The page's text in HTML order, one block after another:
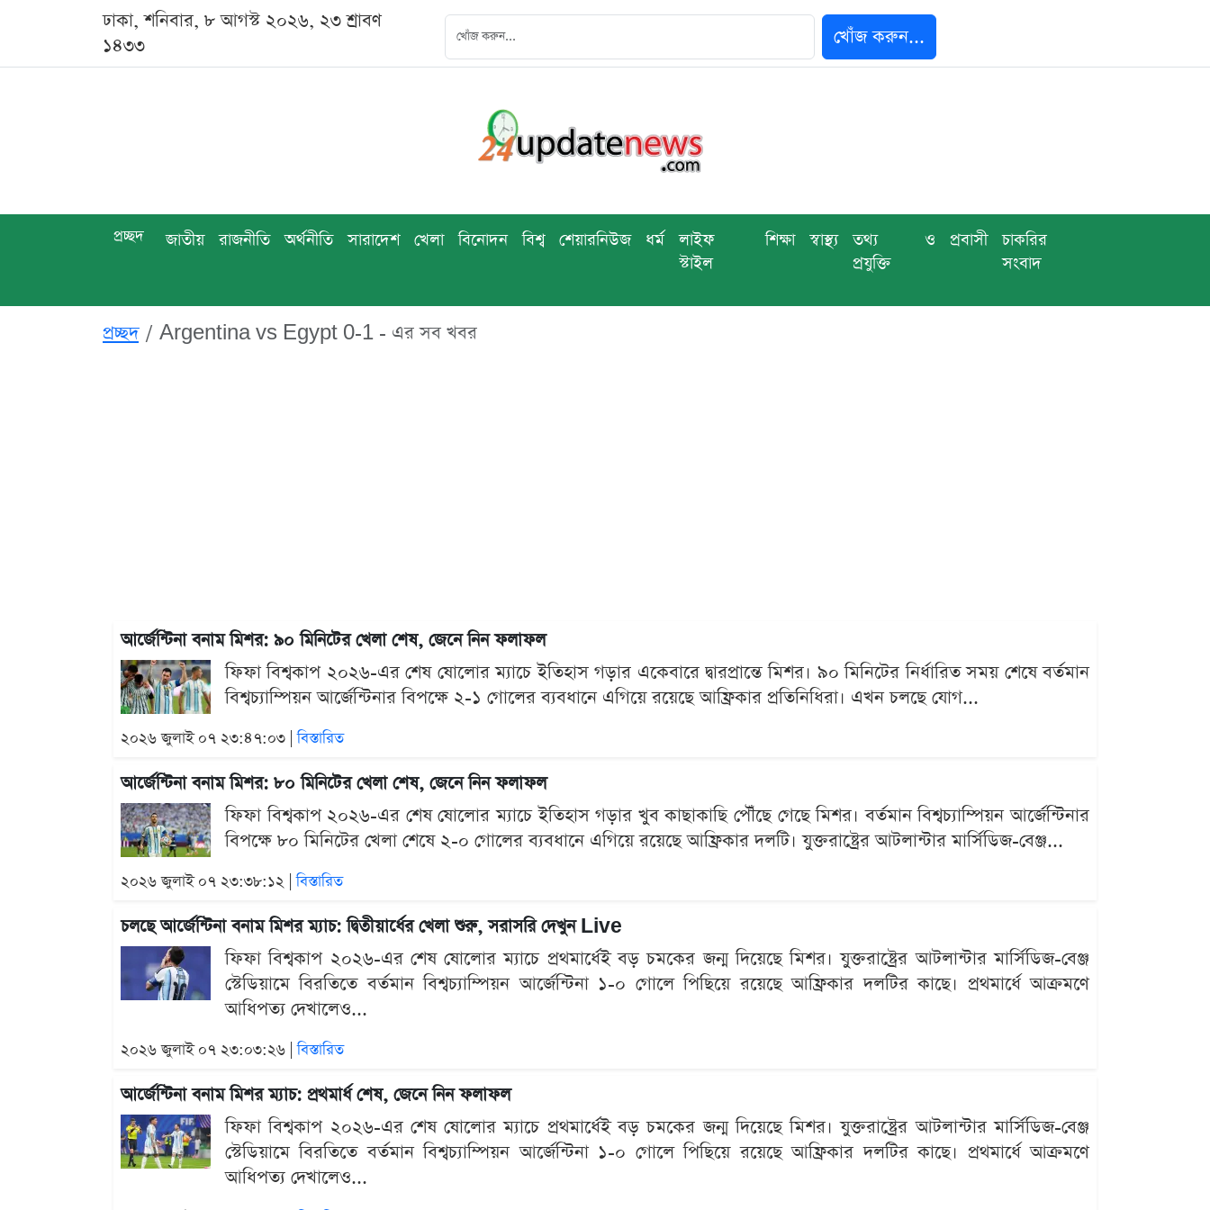
ঢাকা, শনিবার, ৮ আগস্ট ২০২৬, ২৩ শ্রাবণ
১৪৩৩
খোঁজ করুন...
প্রচ্ছদ জাতীয় রাজনীতি অর্থনীতি সারাদেশ খেলা বিনোদন বিশ্ব শেয়ারনিউজ ধর্ম
লাইফ
স্টাইল
শিক্ষা স্বাস্থ্য
তথ্য ও
প্রযুক্তি
প্রবাসী
চাকরির
সংবাদ
প্রচ্ছদ Argentina vs Egypt 0-1 - এর সব খবর
আর্জেন্টিনা বনাম মিশর: ৯০ মিনিটের খেলা শেষ, জেনে নিন ফলাফল
ফিফা বিশ্বকাপ ২০২৬-এর শেষ ষোলোর ম্যাচে ইতিহাস গড়ার একেবারে দ্বারপ্রান্তে মিশর। ৯০ মিনিটের নির্ধারিত সময় শেষে বর্তমান
বিশ্বচ্যাম্পিয়ন আর্জেন্টিনার বিপক্ষে ২-১ গোলের ব্যবধানে এগিয়ে রয়েছে আফ্রিকার প্রতিনিধিরা। এখন চলছে যোগ...
২০২৬ জুলাই ০৭ ২৩:৪৭:০৩ |বিস্তারিত
আর্জেন্টিনা বনাম মিশর: ৮০ মিনিটের খেলা শেষ, জেনে নিন ফলাফল
ফিফা বিশ্বকাপ ২০২৬-এর শেষ ষোলোর ম্যাচে ইতিহাস গড়ার খুব কাছাকাছি পৌঁছে গেছে মিশর। বর্তমান বিশ্বচ্যাম্পিয়ন আর্জেন্টিনার
বিপক্ষে ৮০ মিনিটের খেলা শেষে ২-০ গোলের ব্যবধানে এগিয়ে রয়েছে আফ্রিকার দলটি। যুক্তরাষ্ট্রের আটলান্টার মার্সিডিজ-বেঞ্জ...
২০২৬ জুলাই ০৭ ২৩:৩৮:১২ |বিস্তারিত
চলছে আর্জেন্টিনা বনাম মিশর ম্যাচ: দ্বিতীয়ার্ধের খেলা শুরু, সরাসরি দেখুন Live
ফিফা বিশ্বকাপ ২০২৬-এর শেষ ষোলোর ম্যাচে প্রথমার্ধেই বড় চমকের জন্ম দিয়েছে মিশর। যুক্তরাষ্ট্রের আটলান্টার মার্সিডিজ-বেঞ্জ
স্টেডিয়ামে বিরতিতে বর্তমান বিশ্বচ্যাম্পিয়ন আর্জেন্টিনা ১-০ গোলে পিছিয়ে রয়েছে আফ্রিকার দলটির কাছে। প্রথমার্ধে আক্রমণে
আধিপত্য দেখালেও...
২০২৬ জুলাই ০৭ ২৩:০৩:২৬ |বিস্তারিত
আর্জেন্টিনা বনাম মিশর ম্যাচ: প্রথমার্ধ শেষ, জেনে নিন ফলাফল
ফিফা বিশ্বকাপ ২০২৬-এর শেষ ষোলোর ম্যাচে প্রথমার্ধেই বড় চমকের জন্ম দিয়েছে মিশর। যুক্তরাষ্ট্রের আটলান্টার মার্সিডিজ-বেঞ্জ
স্টেডিয়ামে বিরতিতে বর্তমান বিশ্বচ্যাম্পিয়ন আর্জেন্টিনা ১-০ গোলে পিছিয়ে রয়েছে আফ্রিকার দলটির কাছে। প্রথমার্ধে আক্রমণে
আধিপত্য দেখালেও...